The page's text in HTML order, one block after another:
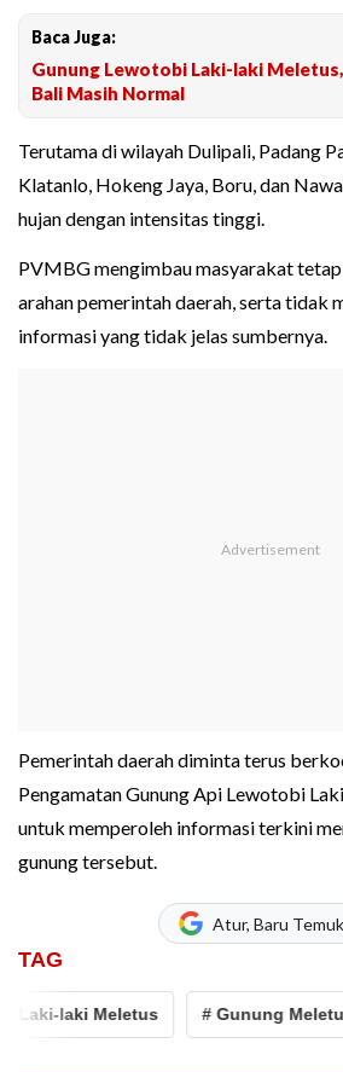
Baca Juga:
Gunung Lewotobi Laki-laki
Bali Masih Normal
Terutama di wilayah Dulipali, Padang
Klatanlo, Hokeng Jaya, Boru, dan
hujan dengan intensitas tinggi.
PVMBG mengimbau masyarakat
arahan pemerintah daerah, serta tidak
informasi yang tidak jelas sumbernya.
Pemerintah daerah diminta terus
Pengamatan Gunung Api Lewotobi
untuk memperoleh informasi terkini
gunung tersebut.
Atur, Baru
TAG
laki Meletus # Gunung Meletus